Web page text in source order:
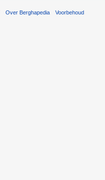
Over Berghapedia Voorbehoud